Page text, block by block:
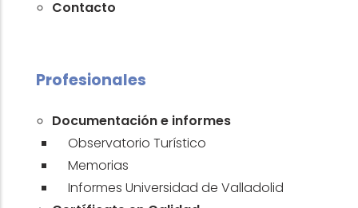
Contacto
Profesionales
Documentación e informes
Observatorio Turístico
Memorias
Informes Universidad de Valladolid